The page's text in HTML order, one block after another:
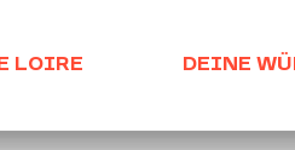
LOIRE DEINE